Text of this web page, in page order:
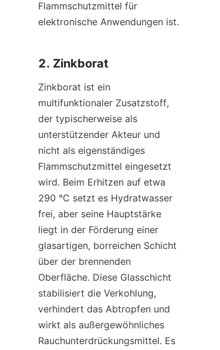
Flammschutzmittel für
elektronische Anwendungen ist.
2. Zinkborat
Zinkborat ist ein
multifunktionaler Zusatzstoff,
der typischerweise als
unterstützender Akteur und
nicht als eigenständiges
Flammschutzmittel eingesetzt
wird. Beim Erhitzen auf etwa
290 °C setzt es Hydratwasser
frei, aber seine Hauptstärke
liegt in der Förderung einer
glasartigen, borreichen Schicht
über der brennenden
Oberfläche. Diese Glasschicht
stabilisiert die Verkohlung,
verhindert das Abtropfen und
wirkt als außergewöhnliches
Rauchunterdrückungsmittel. Es